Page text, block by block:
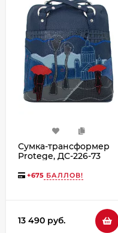
Сумка-трансформер
Protege, ДС-226-73
+675 БАЛЛОВ!
13 490 руб.